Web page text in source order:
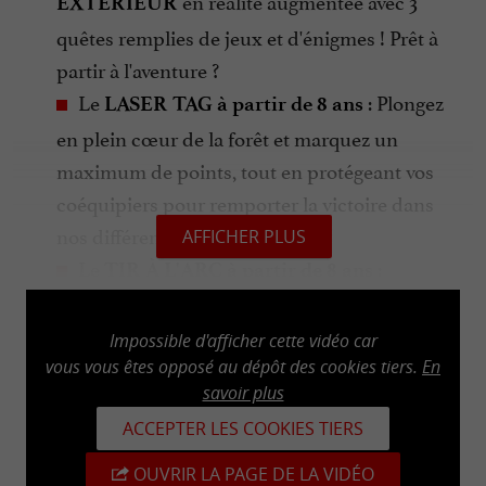
quêtes remplies de jeux et d'énigmes ! Prêt à
partir à l'aventure ?
Le LASER TAG à partir de 8 ans : Plongez
en plein cœur de la forêt et marquez un
maximum de points, tout en protégeant vos
coéquipiers pour remporter la victoire dans
nos différents modes de jeu.
dans le mille lors d'une séance ou d'un stage.
Réservation recommandée.
Snack & Bar Sous les Branchesvous
AFFICHER PLUS
Impossible d'afficher cette vidéo car
vous vous êtes opposé au dépôt des cookies tiers. En
savoir plus
ACCEPTER LES COOKIES TIERS
OUVRIR LA PAGE DE LA VIDÉO